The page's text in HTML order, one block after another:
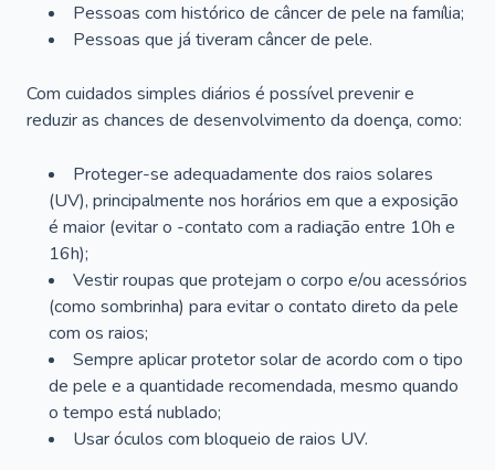
Pessoas com histórico de câncer de pele na família;
Pessoas que já tiveram câncer de pele.
Com cuidados simples diários é possível prevenir e
reduzir as chances de desenvolvimento da doença, como:
Proteger-se adequadamente dos raios solares
(UV), principalmente nos horários em que a exposição
é maior (evitar o -contato com a radiação entre 10h e
16h);
Vestir roupas que protejam o corpo e/ou acessórios
(como sombrinha) para evitar o contato direto da pele
com os raios;
Sempre aplicar protetor solar de acordo com o tipo
de pele e a quantidade recomendada, mesmo quando
o tempo está nublado;
Usar óculos com bloqueio de raios UV.